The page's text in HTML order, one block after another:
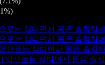
)
로는 싫다면서 몸은 솔직하네
로는 싫다면서 몸은 솔직하네
으로는 싫다면서 몸은 솔직
] 입으로는 싫다면서 몸은 솔